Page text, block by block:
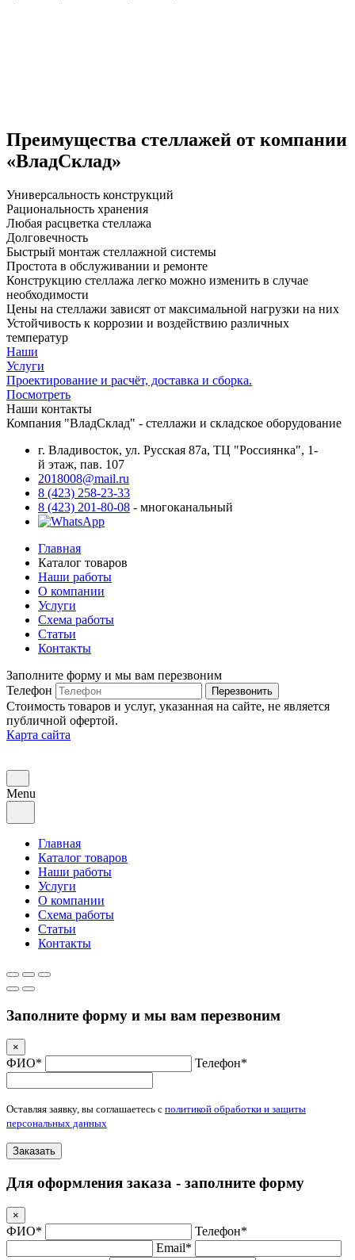
Преимущества стеллажей от компании
«ВладСклад»
Универсальность конструкций
Рациональность хранения
Любая расцветка стеллажа
Долговечность
Быстрый монтаж стеллажной системы
Простота в обслуживании и ремонте
Конструкцию стеллажа легко можно изменить в случае
необходимости
Цены на стеллажи зависят от максимальной нагрузки на них
Устойчивость к коррозии и воздействию различных
температур
Наши
Услуги
Проектирование и расчёт, доставка и сборка.
Посмотреть
Наши контакты
Компания "ВладСклад" - стеллажи и складское оборудование
г. Владивосток, ул. Русская 87а, ТЦ "Россиянка", 1-
й этаж, пав. 107
2018008@mail.ru
8 (423) 258-23-33
8 (423) 201-80-08 - многоканальный
Главная
Каталог товаров
Наши работы
О компании
Услуги
Схема работы
Статьи
Контакты
Заполните форму и мы вам перезвоним
Телефон
Перезвонить
Стоимость товаров и услуг, указанная на сайте, не является
публичной офертой.
Карта сайта
Menu
Главная
Каталог товаров
Наши работы
Услуги
О компании
Схема работы
Статьи
Контакты
Заполните форму и мы вам перезвоним
×
ФИО* Телефон*
Оставляя заявку, вы соглашаетесь с политикой обработки и защиты
персональных данных
Заказать
Для оформления заказа - заполните форму
×
ФИО*
Телефон*
Email*